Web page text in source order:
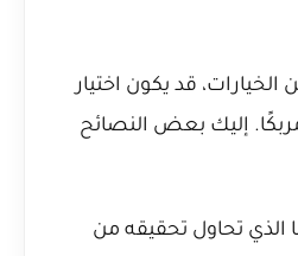
قد يكون اختيار
مربكًا. إليك بعض النصائح
الذي تحاول تحقيقه من